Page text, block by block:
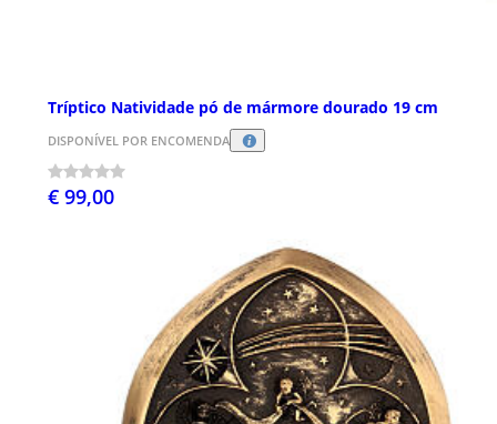
Tríptico Natividade pó de mármore dourado 19 cm
DISPONÍVEL POR ENCOMENDA
€ 99,00